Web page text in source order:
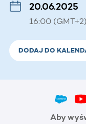
20.06.2025
16:00 (GMT+2)
DODAJ DO
Aby